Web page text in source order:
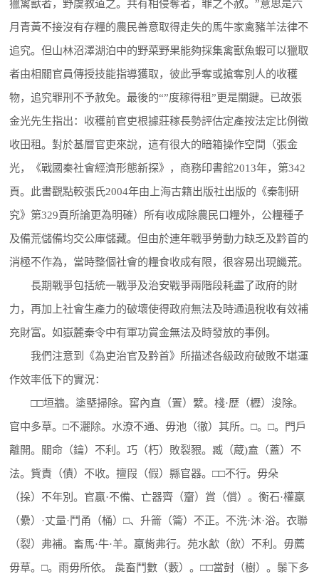
獵禽獸者，野虞教道之。共有相侵奪者，罪之不赦。”意思是六
月青黃不接沒有存糧的農民善意取得走失的馬牛家禽豬羊法律不
追究。但山林沼澤湖泊中的野菜野果能夠採集禽獸魚蝦可以獵取
者由相關官員傳授技能指導獲取，彼此爭奪或搶奪別人的收穫
物，追究罪刑不予赦免。最後的“”度稼得租”更是關鍵。已故張
金光先生指出：收穫前官吏根據莊稼長勢評估定產按法定比例徵
收田租。對於基層官吏來說，這有很大的暗箱操作空間（張金
光，《戰國秦社會經濟形態新探》，商務印書館2013年，第342
頁。此書觀點較張氏2004年由上海古籍出版社出版的《秦制研
究》第329頁所論更為明確）所有收成除農民口糧外，公糧種子
及備荒儲備均交公庫儲藏。但由於連年戰爭勞動力缺乏及黔首的
消極不作為，當時整個社會的糧食收成有限，很容易出現饑荒。
長期戰爭包括統一戰爭及治安戰爭兩階段耗盡了政府的財
力，再加上社會生產力的破壞使得政府無法及時通過稅收有效補
充財富。如嶽麓秦令中有軍功賞金無法及時發放的事例。
我們注意到《為吏治官及黔首》所描述各級政府破敗不堪運
作效率低下的實況：
□□垣牆。塗塈掃除。窖內直（置）繴。棧·歴（櫪）浚除。
官中多草。□不灑除。水潦不通、毋池（徹）其所。□。□。門戶
離開。關命（鑰）不利。巧（朽）敗裂豤。臧（蔵)盍（蓋）不
法。貲責（債）不收。擅叚（假）縣官器。□□不行。毋朵
（挆）不年別。官贏·不備、亡器齊（齏）賞（償）。衡石·權羸
（纍）·丈量·鬥甬（桶）□、升䈁（籥）不正。不洗·沐·浴。衣聯
（裂）弗補。畜馬·牛·羊。羸胔弗行。苑水㱃（飲）不利。毋薦
毋草。□。雨毋所依。 彘畜鬥數（藪）。□□當尌（樹）。䰍下多